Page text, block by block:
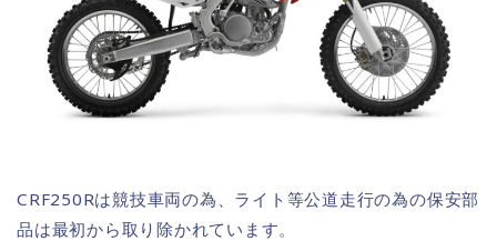
CRF250Rは競技車両の為、ライト等公道走行の為の保安部
品は最初から取り除かれています。